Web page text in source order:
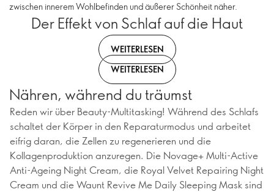
zwischen innerem Wohlbefinden und äußerer Schönheit näher.
Der Effekt von Schlaf auf die Haut
WEITERLESEN
WEITERLESEN
Nähren, während du träumst
Reden wir über Beauty-Multitasking! Während des Schlafs
schaltet der Körper in den Reparaturmodus und arbeitet
eifrig daran, die Zellen zu regenerieren und die
Kollagenproduktion anzuregen. Die Novage+ Multi-Active
Anti-Ageing Night Cream, die Royal Velvet Repairing Night
Cream und die Waunt Revive Me Daily Sleeping Mask sind